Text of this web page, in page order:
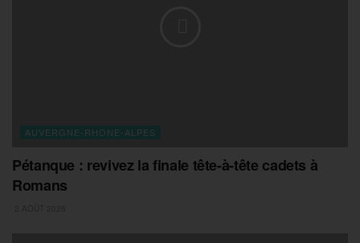
AUVERGNE-RHONE-ALPES
Pétanque : revivez la finale tête-à-tête cadets à
Romans